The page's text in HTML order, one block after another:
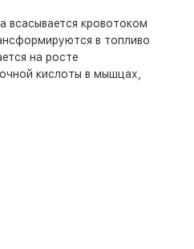
всасывается кровотоком
в топливо
на росте
кислоты в мышцах,